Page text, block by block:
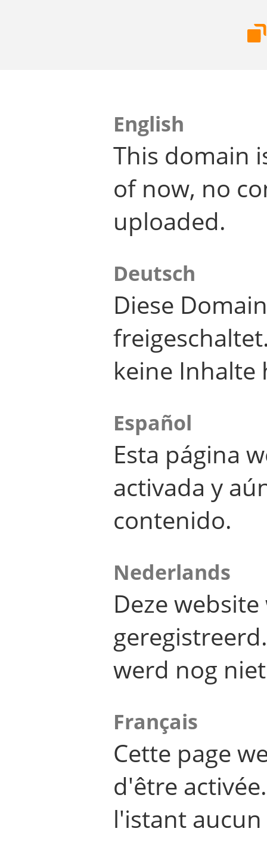
English
This domain
of now, no
uploaded.
Deutsch
Diese
keine Inhalte
Español
Esta página
activada y
contenido.
Nederlands
Deze
werd nog
Français
Cette page
d'être
l'istant